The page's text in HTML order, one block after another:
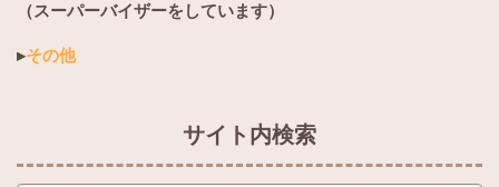
（スーパーバイザーをしています）
▸その他
サイト内検索